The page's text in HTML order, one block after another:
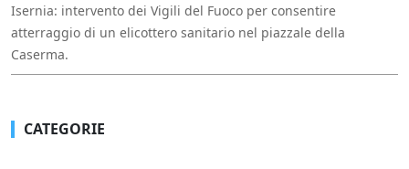
Isernia: intervento dei Vigili del Fuoco per consentire
atterraggio di un elicottero sanitario nel piazzale della
Caserma.
CATEGORIE